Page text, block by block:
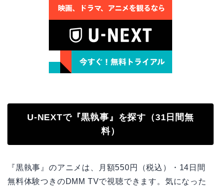
U-NEXTで『黒執事』を探す（31日間無
料）
『黒執事』のアニメは、月額550円（税込）・14日間
無料体験つきのDMM TVで視聴できます。気になった